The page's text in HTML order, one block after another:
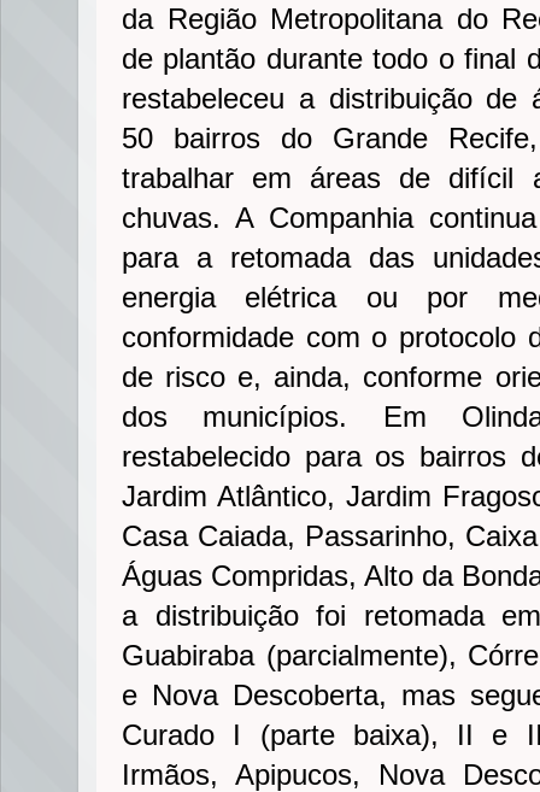
da Região Metropolitana do
de plantão durante todo o final
restabeleceu a distribuição de
50 bairros do Grande
trabalhar em áreas de difícil
chuvas. A Companhia
para a retomada das
energia elétrica ou por
conformidade com o protocolo
de risco e, ainda, conforme
dos municípios. Em
restabelecido para os bairros
Jardim Atlântico, Jardim
Casa Caiada, Passarinho,
Águas Compridas, Alto da
a distribuição foi retomada
Guabiraba (parcialmente),
e Nova Descoberta, mas
Curado I (parte baixa), II e
Irmãos, Apipucos, Nova